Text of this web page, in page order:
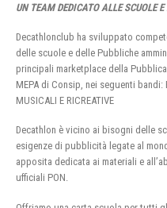
UN TEAM DEDICATO ALLE SCUOLE E
Decathlonclub ha sviluppato
delle scuole e delle Pubbliche
principali marketplace della
MEPA di Consip, nei seguenti bandi:
MUSICALI E RICREATIVE
Decathlon è vicino ai bisogni delle
esigenze di pubblicità legate al
apposita dedicata ai materiali e
ufficiali PON.